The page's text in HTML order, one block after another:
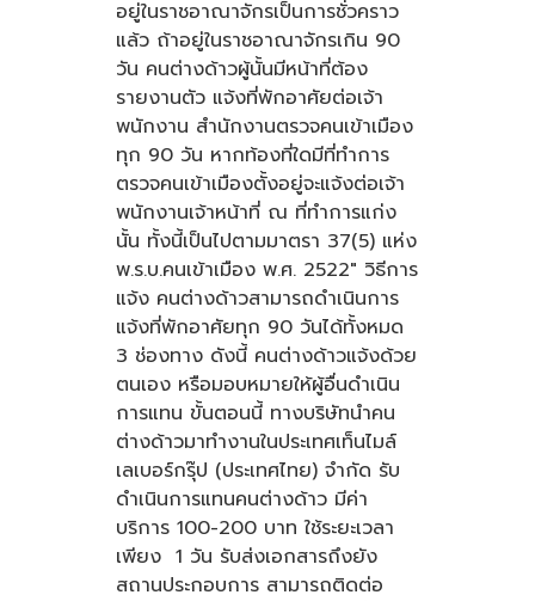
อยู่ในราชอาณาจักรเป็นการชั่วคราว
แล้ว ถ้าอยู่ในราชอาณาจักรเกิน 90
วัน คนต่างด้าวผู้นั้นมีหน้าที่ต้อง
รายงานตัว แจ้งที่พักอาศัยต่อเจ้า
พนักงาน สำนักงานตรวจคนเข้าเมือง
ทุก 90 วัน หากท้องที่ใดมีที่ทำการ
ตรวจคนเข้าเมืองตั้งอยู่จะแจ้งต่อเจ้า
พนักงานเจ้าหน้าที่ ณ ที่ทำการแก่ง
นั้น ทั้งนี้เป็นไปตามมาตรา 37(5) แห่ง
พ.ร.บ.คนเข้าเมือง พ.ศ. 2522" วิธีการ
แจ้ง คนต่างด้าวสามารถดำเนินการ
แจ้งที่พักอาศัยทุก 90 วันได้ทั้งหมด
3 ช่องทาง ดังนี้ คนต่างด้าวแจ้งด้วย
ตนเอง หรือมอบหมายให้ผู้อื่นดำเนิน
การแทน ขั้นตอนนี้ ทางบริษัทนำคน
ต่างด้าวมาทำงานในประเทศเท็นไมล์
เลเบอร์กรุ๊ป (ประเทศไทย) จำกัด รับ
ดำเนินการแทนคนต่างด้าว มีค่า
บริการ 100-200 บาท ใช้ระยะเวลา
เพียง 1 วัน รับส่งเอกสารถึงยัง
สถานประกอบการ สามารถติดต่อ